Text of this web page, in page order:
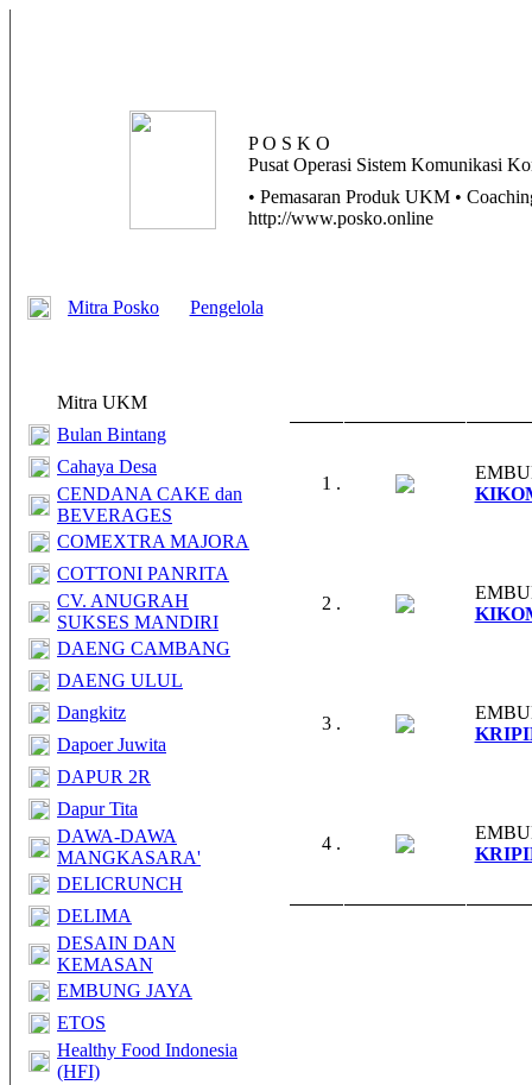
P O S K O
Pusat Operasi Sistem Komunikasi
• Pemasaran Produk UKM •
http://www.posko.online
Mitra Posko Pengelola
Mitra UKM
Bulan Bintang
Cahaya Desa
CENDANA CAKE dan
BEVERAGES
COMEXTRA MAJORA
COTTONI PANRITA
CV. ANUGRAH
SUKSES MANDIRI
DAENG CAMBANG
DAENG ULUL
Dangkitz
Dapoer Juwita
DAPUR 2R
Dapur Tita
DAWA-DAWA
MANGKASARA'
DELICRUNCH
DELIMA
DESAIN DAN
KEMASAN
EMBUNG JAYA
ETOS
Healthy Food Indonesia
(HFI)
1 .
2 .
3 .
4 .